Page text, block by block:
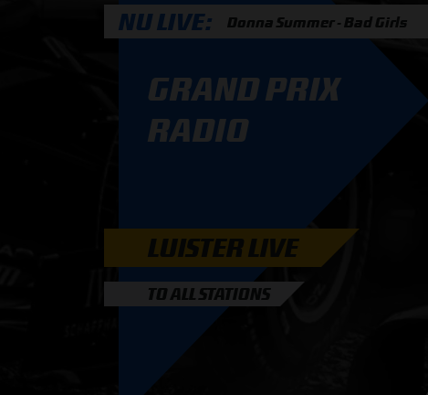
NU LIVE Donna Summer - Bad Girls
GRAND PRIX
RADIO
LUISTER LIVE
TO ALL STATIONS
PODCASTS
PODCAST AUTOSPORT AAN TAFEL